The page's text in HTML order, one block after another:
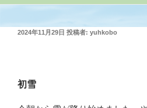
投
2024年11月29日 投稿者: yuhkobo
初雪